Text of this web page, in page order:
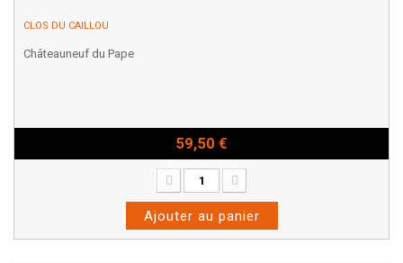
CLOS DU CAILLOU
Châteauneuf du Pape
59,50 €
Ajouter au panier